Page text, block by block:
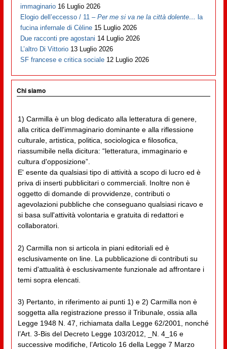
immaginario 16 Luglio 2026
Elogio dell’eccesso / 11 –Per me si va ne la città dolente… la
fucina infernale di Cèline 15 Luglio 2026
Due racconti pre agostani 14 Luglio 2026
L’altro Di Vittorio 13 Luglio 2026
SF francese e critica sociale 12 Luglio 2026
Chi siamo
1) Carmilla è un blog dedicato alla letteratura di genere,
alla critica dell'immaginario dominante e alla riflessione
culturale, artistica, politica, sociologica e filosofica,
riassumibile nella dicitura: “letteratura, immaginario e
cultura d'opposizione”.
E' esente da qualsiasi tipo di attività a scopo di lucro ed è
priva di inserti pubblicitari o commerciali. Inoltre non è
oggetto di domande di provvidenze, contributi o
agevolazioni pubbliche che conseguano qualsiasi ricavo e
si basa sull'attività volontaria e gratuita di redattori e
collaboratori.
2) Carmilla non si articola in piani editoriali ed è
esclusivamente on line. La pubblicazione di contributi su
temi d'attualità è esclusivamente funzionale ad affrontare i
temi sopra elencati.
3) Pertanto, in riferimento ai punti 1) e 2) Carmilla non è
soggetta alla registrazione presso il Tribunale, ossia alla
Legge 1948 N. 47, richiamata dalla Legge 62/2001, nonché
l’Art. 3-Bis del Decreto Legge 103/2012, _N. 4_16 e
successive modifiche, l’Articolo 16 della Legge 7 Marzo